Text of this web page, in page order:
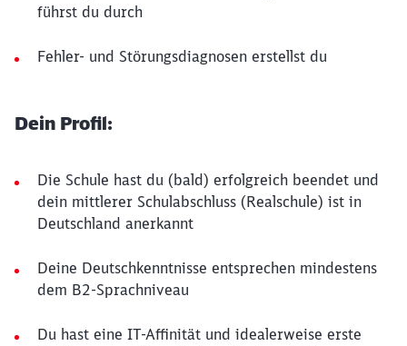
führst du durch
Fehler- und Störungsdiagnosen erstellst du
Dein Profil:
Die Schule hast du (bald) erfolgreich beendet und
dein mittlerer Schulabschluss (Realschule) ist in
Deutschland anerkannt
Deine Deutschkenntnisse entsprechen mindestens
dem B2-Sprachniveau
Du hast eine IT-Affinität und idealerweise erste